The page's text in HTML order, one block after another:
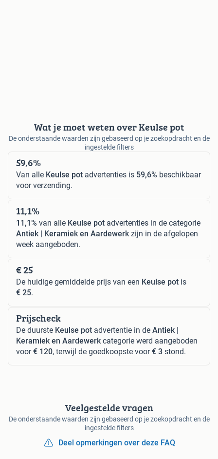
Wat je moet weten over Keulse pot
De onderstaande waarden zijn gebaseerd op je zoekopdracht en de
ingestelde filters
59,6%
Van alle Keulse pot advertenties is 59,6% beschikbaar
voor verzending.
11,1%
11,1% van alle Keulse pot advertenties in de categorie
Antiek | Keramiek en Aardewerk zijn in de afgelopen
week aangeboden.
€ 25
De huidige gemiddelde prijs van een Keulse pot is
€ 25.
Prijscheck
De duurste Keulse pot advertentie in de Antiek |
Keramiek en Aardewerk categorie werd aangeboden
voor€ 120, terwijl de goedkoopste voor€ 3 stond.
Veelgestelde vragen
De onderstaande waarden zijn gebaseerd op je zoekopdracht en de
ingestelde filters
Deel opmerkingen over deze FAQ